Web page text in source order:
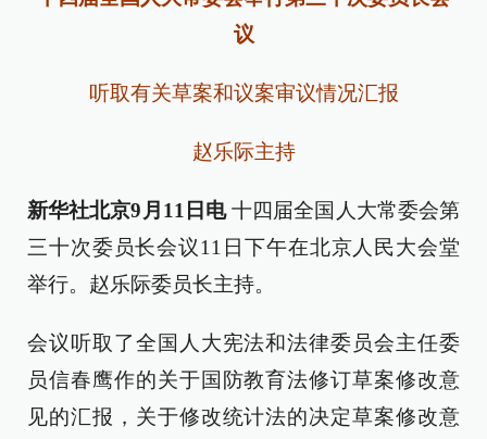
议
听取有关草案和议案审议情况汇报
赵乐际主持
新华社北京9月11日电十四届全国人大常委会第
三十次委员长会议11日下午在北京人民大会堂
举行。赵乐际委员长主持。
会议听取了全国人大宪法和法律委员会主任委
员信春鹰作的关于国防教育法修订草案修改意
见的汇报，关于修改统计法的决定草案修改意